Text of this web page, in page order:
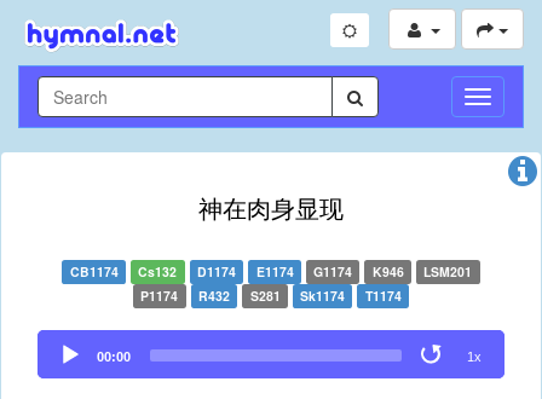
Toggle
神在肉身显现
CB1174 Cs132 D1174 E1174 G1174 K946
LSM201
P1174
R432 S281 Sk1174 T1174
Audio
Player
00:00 1x